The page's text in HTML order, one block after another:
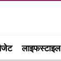
लाइफस्टाइल